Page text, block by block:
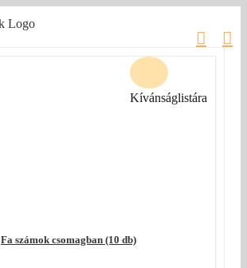
Fa számok csomagban (10 db)
Kívánságlistára